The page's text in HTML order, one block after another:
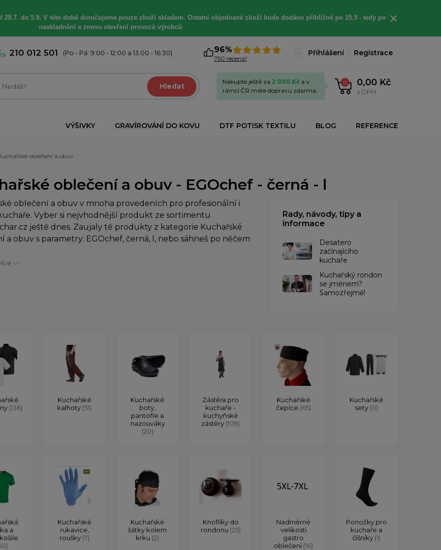
28.7. do 5.9. V této době doručujeme pouze zboží skladem. Ostatní objednané zboží bude dodáno přibližně po 15.9 - tedy po
naskladnění a znovu otevření provozů výrobců
×
210 012 501 (Po - Pá: 9:00 - 12:00 a 13:00 - 16:30) 96%
750 recenzí
Přihlášení Registrace
Hledat 0 0,00 Kč
s DPH
Nakupte ještě za 2 000 Kč a v
rámci ČR máte dopravu zdarma.
VÝŠIVKY GRAVÍROVÁNÍ DO KOVU DTF POTISK TEXTILU BLOG REFERENCE
oblečení a obuv
oblečení a obuv - EGOchef - černá - l
oblečení a obuv v mnoha provedeních pro profesionální i
Vyber si nejvhodnější produkt ze sortimentu
ještě dnes. Zaujaly tě produkty z kategorie Kuchařské
a obuv s parametry: EGOchef, černá, l, nebo sáhneš po něčem
Rady, návody, tipy a
informace
Desatero
začínajícího
kuchaře
Kuchařský rondon
se jménem?
Samozřejmě!
(136)
Kuchařské
kalhoty (51)
Kuchařské
boty,
pantofle a
nazouváky
(20)
Zástěra pro
kuchaře -
kuchyňské
zástěry (109)
Kuchařské
čepice (65)
Kuchařské
sety (0)
a
Kuchařské
rukavice,
roušky (7)
Kuchařské
šátky kolem
krku (2)
Knoflíky do
rondonu (25)
Nadměrné
velikosti
gastro
oblečení(16)
Ponožky pro
kuchaře a
číšníky (1)